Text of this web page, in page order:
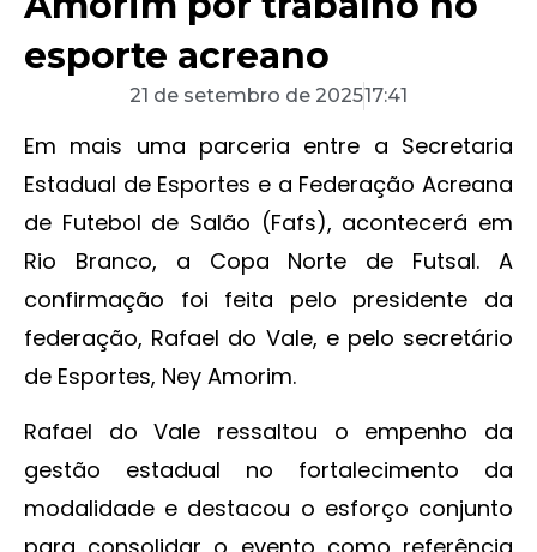
esporte acreano
21 de setembro de 202517:41
Em mais uma parceria entre a Secretaria
Estadual de Esportes e a Federação Acreana
de Futebol de Salão (Fafs), acontecerá em
Rio Branco, a Copa Norte de Futsal. A
confirmação foi feita pelo presidente da
federação, Rafael do Vale, e pelo secretário
de Esportes, Ney Amorim.
Rafael do Vale ressaltou o empenho da
gestão estadual no fortalecimento da
modalidade e destacou o esforço conjunto